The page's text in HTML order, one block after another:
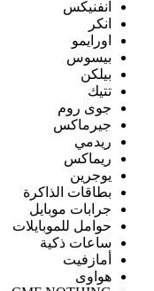
انفنيكس
انكر
اورايمو
بيسوس
بيلكن
تتيك
جوى روم
جيرماكس
ريدمي
ريماكس
يوجرين
بطاقات الذاكرة
جرابات موبايل
حوامل للموبايلات
ساعات ذكية
أمازفيت
هواوى